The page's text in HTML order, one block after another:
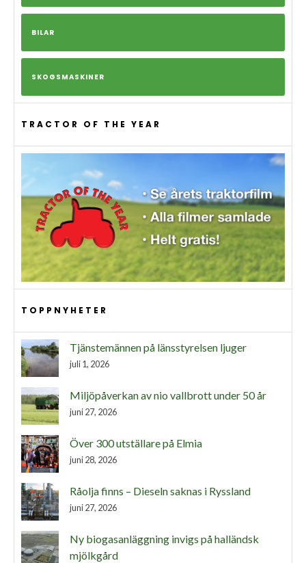
BILAR
SKOGSMASKINER
TRACTOR OF THE YEAR
TOPPNYHETER
Tjänstemännen på länsstyrelsen ljuger
juli 1, 2026
Miljöpåverkan av nio vallbrott under 50 år
juni 27, 2026
Över 300 utställare på Elmia
juni 28, 2026
Råolja finns – Dieseln saknas i Ryssland
juni 27, 2026
Ny biogasanläggning invigs på halländsk
mjölkgård